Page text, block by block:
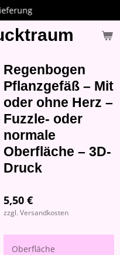
Regenbogen
Pflanzgefäß – Mit
oder ohne Herz –
Fuzzle- oder
normale
Oberfläche – 3D-
Druck
5,50 €
zzgl. Versandkosten
Oberfläche